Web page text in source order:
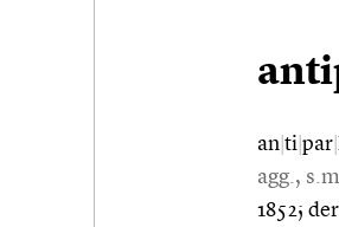
an ti par
agg.,
1852;